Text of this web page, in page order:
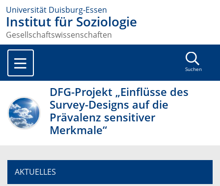
Universität Duisburg-Essen
Institut für Soziologie
Gesellschaftswissenschaften
Suchen
DFG-Projekt „Einflüsse des
Survey-Designs auf die
Prävalenz sensitiver
Merkmale“
AKTUELLES